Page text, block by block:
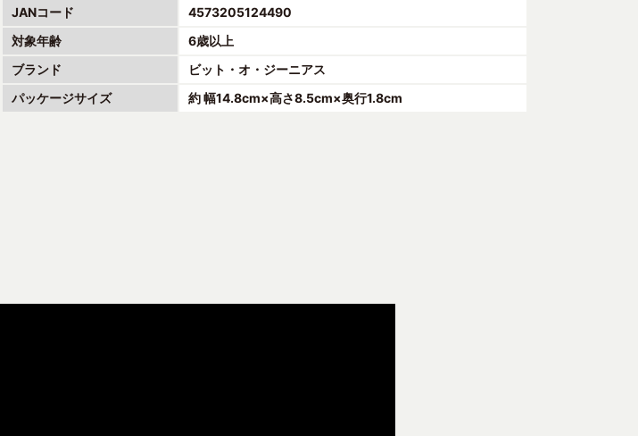
JANコード
4573205124490
対象年齢
6歳以上
ブランド
ビット・オ・ジーニアス
パッケージサイズ
約 幅14.8cm×高さ8.5cm×奥行1.8cm